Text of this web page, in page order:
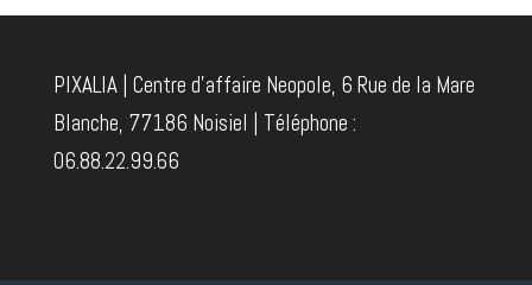
PIXALIA | Centre d'affaire Neopole, 6 Rue de la Mare
Blanche, 77186 Noisiel | Téléphone :
06.88.22.99.66